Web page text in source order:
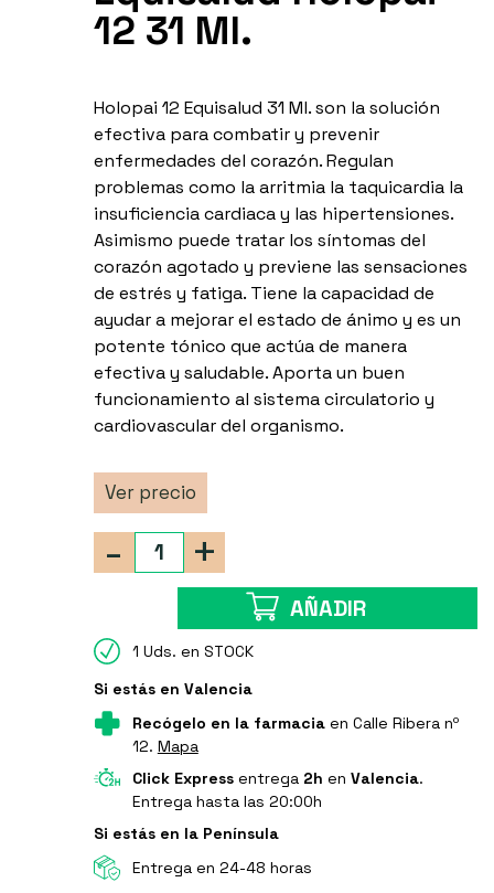
12 31 Ml.
Holopai 12 Equisalud 31 Ml. son la solución
efectiva para combatir y prevenir
enfermedades del corazón. Regulan
problemas como la arritmia la taquicardia la
insuficiencia cardiaca y las hipertensiones.
Asimismo puede tratar los síntomas del
corazón agotado y previene las sensaciones
de estrés y fatiga. Tiene la capacidad de
ayudar a mejorar el estado de ánimo y es un
potente tónico que actúa de manera
efectiva y saludable. Aporta un buen
funcionamiento al sistema circulatorio y
cardiovascular del organismo.
Ver precio
+
-
AÑADIR
1 Uds. en STOCK
Si estás en Valencia
Recógelo en la farmaciaen Calle Ribera nº
12. Mapa
Click Expressentrega 2h en Valencia.
Entrega hasta las 20:00h
Si estás en la Península
Entrega en 24-48 horas